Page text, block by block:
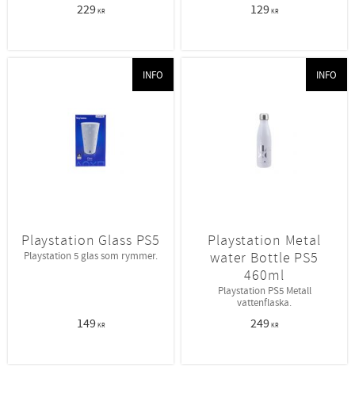
229KR 129KR
Playstation Glass PS5
Playstation 5 glas som rymmer.
149KR
INFO
Playstation Metal
water Bottle PS5
460ml
Playstation PS5 Metall
vattenflaska.
249KR
INFO